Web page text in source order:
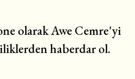
olarak Awe Cemre'yi
haberdar ol.